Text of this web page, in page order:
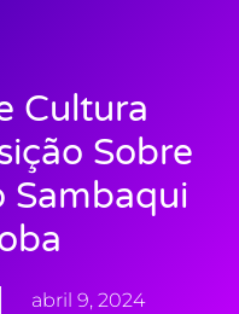
Cultura
Sobre
Sambaqui
abril 9, 2024